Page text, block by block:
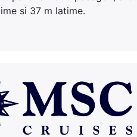
si 37 m latime.